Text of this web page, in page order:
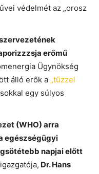
védelmét az „orosz
erőmű
Ügynökség
álló erők a „tűzzel
egy súlyos
(WHO) arra
egészségügyi
napjai előtt
Dr. Hans